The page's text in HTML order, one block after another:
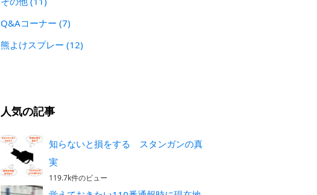
Q&Aコーナー (7)
熊よけスプレー (12)
人気の記事
知らないと損をする スタンガンの真
実
119.7k件のビュー